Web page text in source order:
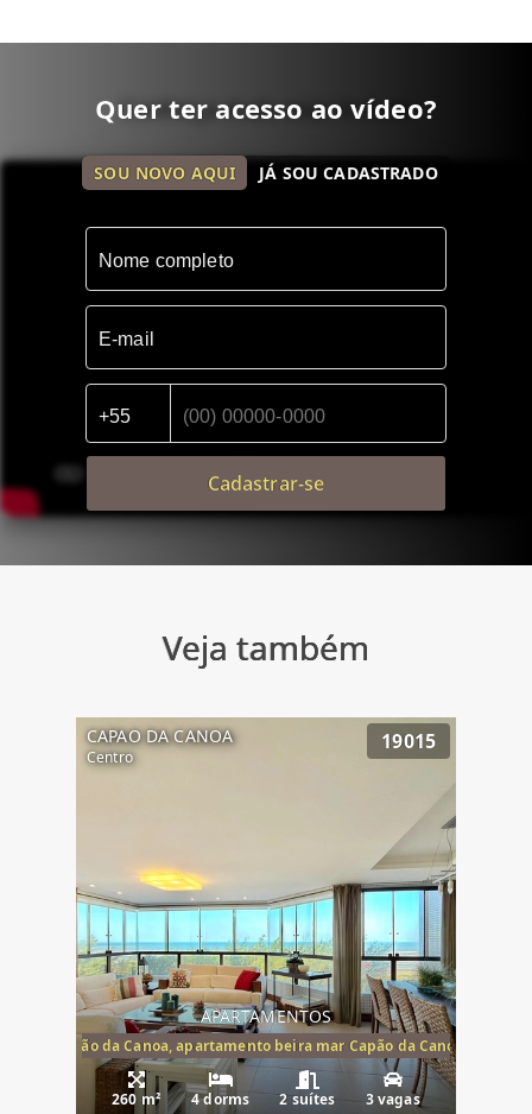
Quer ter acesso ao vídeo?
SOU NOVO AQUI JÁ SOU CADASTRADO
Cadastrar-se
Conheça mais esse imóvel
Veja também
CAPAO DA CANOA
Centro
19015
APARTAMENTOS
mar Capão da Canoa, apartamento beira mar Capão da Canoa,
260 m² 4 dorms 2 suítes 3 vagas